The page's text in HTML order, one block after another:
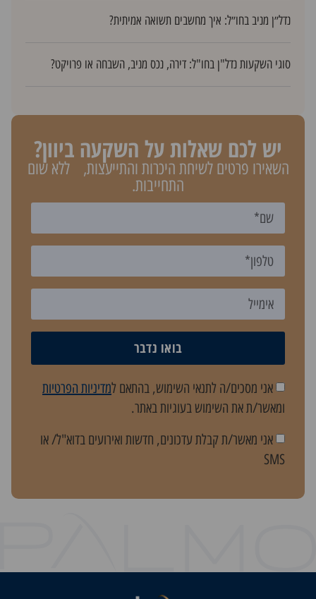
נדל״ן מניב בחו״ל: איך מחשבים תשואה אמיתית?
סוגי השקעות נדל"ן בחו"ל: דירה, נכס מניב, השבחה או פרויקט?
יש לכם שאלות על השקעה ביוון?
השאירו פרטים לשיחת היכרות והתייעצות, ללא שום
התחייבות.
אני מסכים/ה לתנאי השימוש, בהתאם למדיניות הפרטיות
ומאשר/ת את השימוש בעוגיות באתר.
אני מאשר/ת קבלת עדכונים, חדשות ואירועים בדוא"ל/ או
SMS
בואו נדבר